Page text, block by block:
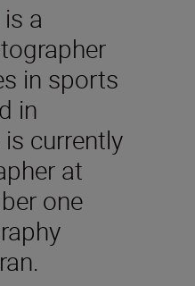
a
in sports
in
currently
at
one